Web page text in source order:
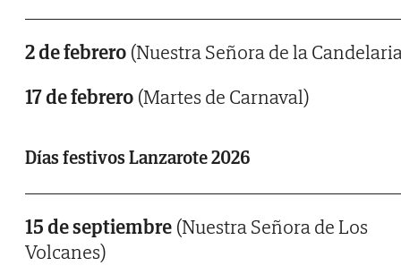
2 de febrero (Nuestra Señora de la
17 de febrero (Martes de Carnaval)
Días festivos Lanzarote 2026
15 de septiembre (Nuestra Señora de Los
Volcanes)